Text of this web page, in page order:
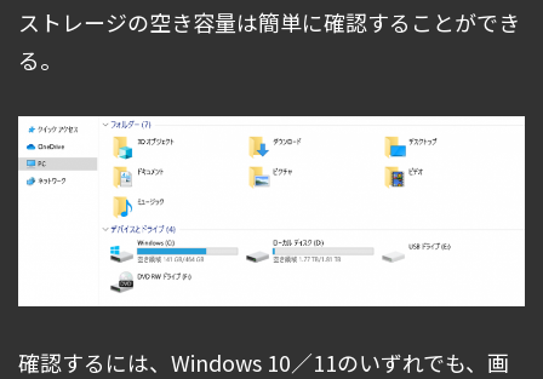
ストレージの空き容量は簡単に確認することができ
る。
確認するには、Windows 10／11のいずれでも、画